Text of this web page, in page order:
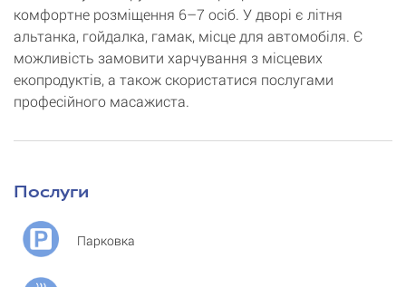
комфортне розміщення 6–7 осіб. У дворі є літня
альтанка, гойдалка, гамак, місце для автомобіля. Є
можливість замовити харчування з місцевих
екопродуктів, а також скористатися послугами
професійного масажиста.
Послуги
Парковка